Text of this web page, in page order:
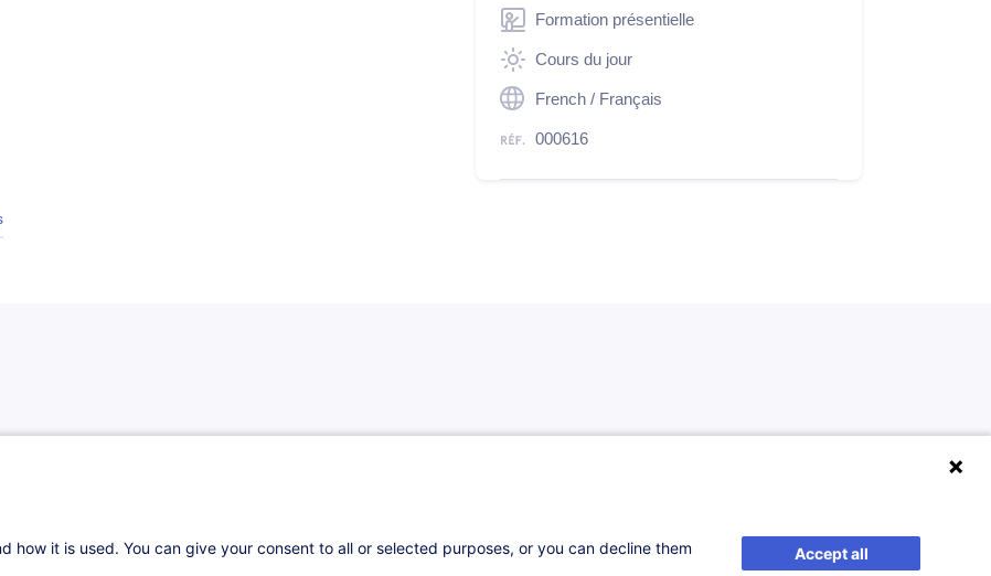
Formation présentielle
Cours du jour
French / Français
000616
a développé, en étroite collaboration avec
des fonds d'investissement à
it is used. You can give your consent to all or selected purposes, or you can decline them
Accept all